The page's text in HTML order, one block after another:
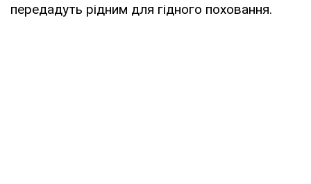
передадуть рідним для гідного поховання.